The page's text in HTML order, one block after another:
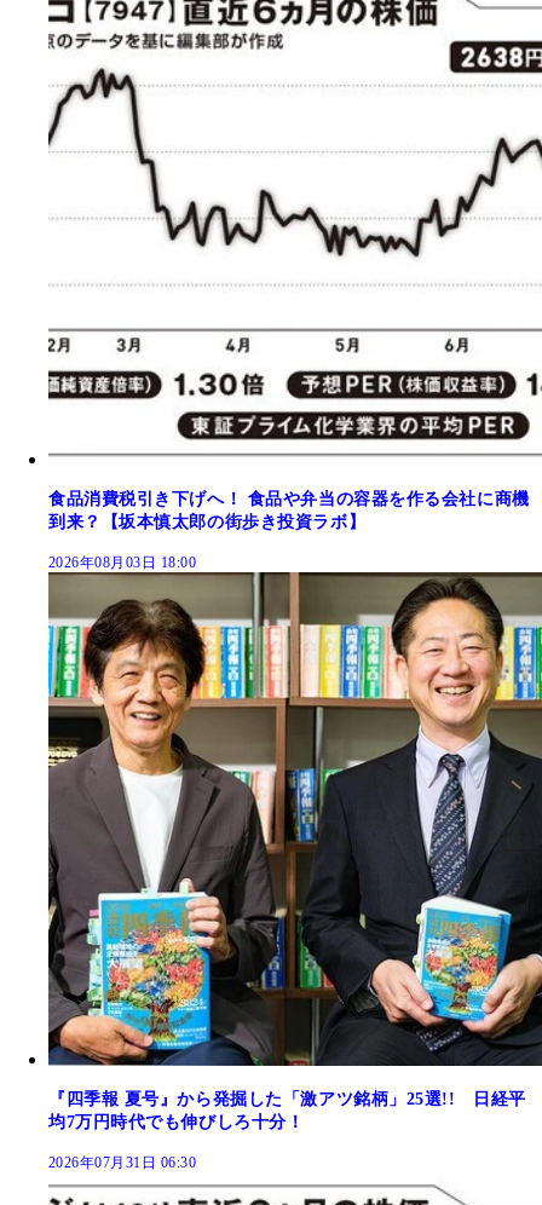
食品消費税引き下げへ！ 食品や弁当の容器を作る会社に商機
到来？【坂本慎太郎の街歩き投資ラボ】
2026年08月03日 18:00
『四季報 夏号』から発掘した「激アツ銘柄」25選!! 日経平
均7万円時代でも伸びしろ十分！
2026年07月31日 06:30